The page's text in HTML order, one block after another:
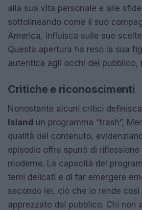
alla sua vita personale e alle
sottolineando come il suo
America, influisca sulle sue
Questa apertura ha reso la sua
autentica agli occhi del pubblico,
Critiche e riconoscimenti
Nonostante alcuni critici
Island un programma “trash”,
qualità del contenuto,
episodio offra spunti di riflessione
moderne. La capacità del
temi delicati e di far emergere
secondo lei, ciò che lo rende così
apprezzato dal pubblico. Chi non